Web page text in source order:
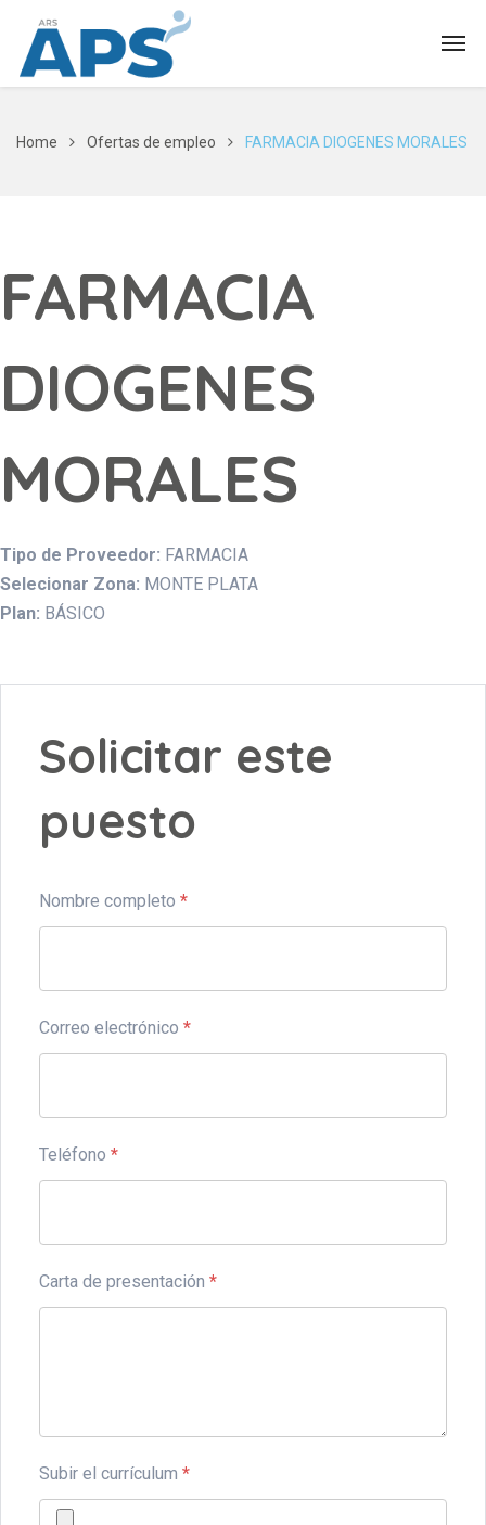
Home Ofertas de empleo FARMACIA DIOGENES MORALES
FARMACIA
DIOGENES
MORALES
Tipo de Proveedor: FARMACIA
Selecionar Zona: MONTE PLATA
Plan: BÁSICO
Solicitar este
puesto
Nombre completo *
Correo electrónico *
Teléfono *
Carta de presentación *
Subir el currículum *